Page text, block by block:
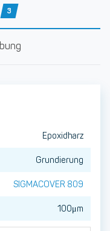
3
Epoxidharz
Grundierung
SIGMACOVER 809
100μm